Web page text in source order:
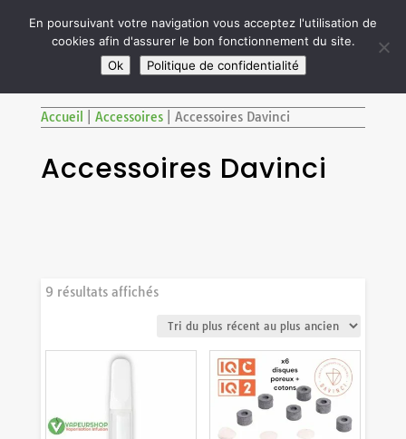

SITE RÉSERVÉ AUX ADULTES DE PLUS DE 18 ANS
Accueil Accessoires| Accessoires Davinci
Accessoires Davinci
9 résultats affichésTrié
plus
récent
En poursuivant votre navigation vous acceptez l'utilisation de
cookies afin d'assurer le bon fonctionnement du site.
Ok
Politique de confidentialité